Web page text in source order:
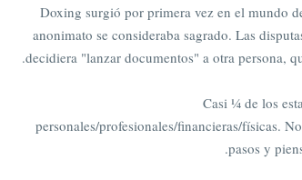
Doxing surgió por primera vez en el mundo
anonimato se consideraba sagrado. Las
decidiera "lanzar documentos" a otra persona,
Casi ¼ de los
personales/profesionales/financieras/físicas.
pasos y